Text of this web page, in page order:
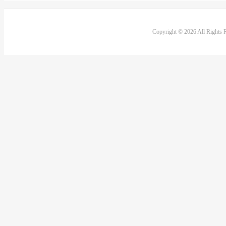
Copyright © 2026 All Rights